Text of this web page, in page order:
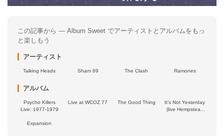
この記事から — Album Sweet でアーティストとアルバムをもっ
と楽しもう
アーティスト
Talking Heads Sham 69 The Clash Ramones
アルバム
Psycho Killers
Live: 1977-1979
Live at WCOZ 77 The Good Thing
It’s Not Yesterday
(live Hempstead
Expansion